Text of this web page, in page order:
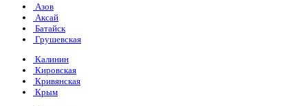
Азов
Аксай
Батайск
Грушевская
Калинин
Кировская
Кривянская
Крым